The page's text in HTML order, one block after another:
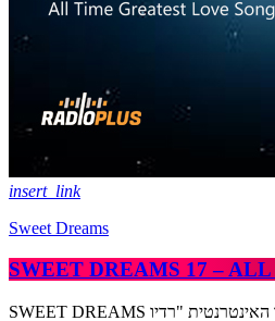
insert_link
Sweet Dreams
SWEET DREAMS 17 – ALL
SWEET DREAMS היא רצועה לילית בתחנת הרדיו האינטרנטית "רדיו